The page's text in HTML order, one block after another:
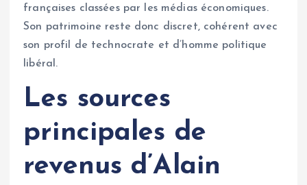
françaises classées par les médias économiques.
Son patrimoine reste donc discret, cohérent avec
son profil de technocrate et d’homme politique
libéral.
Les sources
principales de
revenus d’Alain